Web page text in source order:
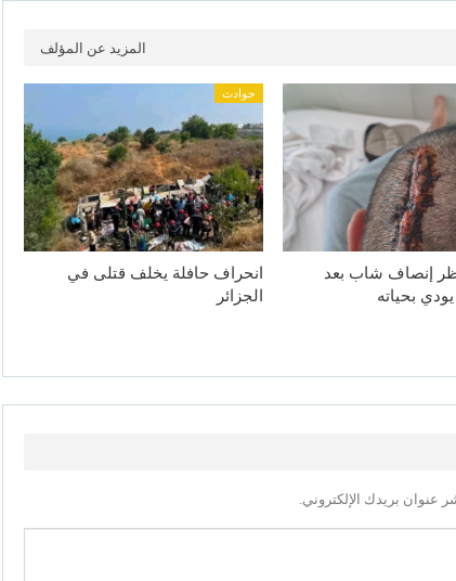
المزيد عن المؤلف
إنصاف شاب بعد
يودي بحياته
حوادث
انحراف حافلة يخلف قتلى في
الجزائر
عنوان بريدك الإلكتروني.